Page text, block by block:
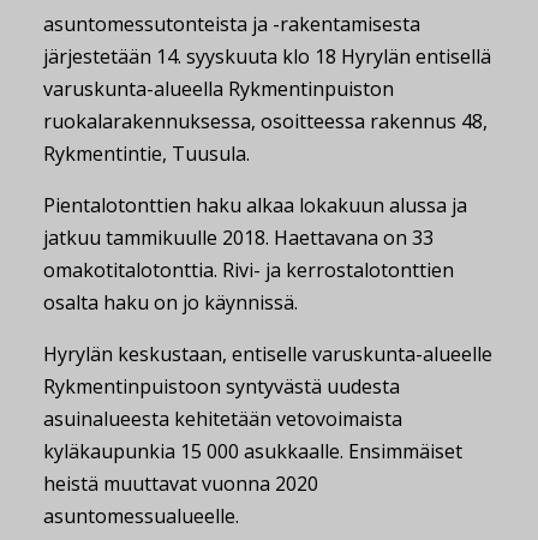
asuntomessutonteista ja -rakentamisesta
järjestetään 14. syyskuuta klo 18 Hyrylän entisellä
varuskunta-alueella Rykmentinpuiston
ruokalarakennuksessa, osoitteessa rakennus 48,
Rykmentintie, Tuusula.
Pientalotonttien haku alkaa lokakuun alussa ja
jatkuu tammikuulle 2018. Haettavana on 33
omakotitalotonttia. Rivi- ja kerrostalotonttien
osalta haku on jo käynnissä.
Hyrylän keskustaan, entiselle varuskunta-alueelle
Rykmentinpuistoon syntyvästä uudesta
asuinalueesta kehitetään vetovoimaista
kyläkaupunkia 15 000 asukkaalle. Ensimmäiset
heistä muuttavat vuonna 2020
asuntomessualueelle.